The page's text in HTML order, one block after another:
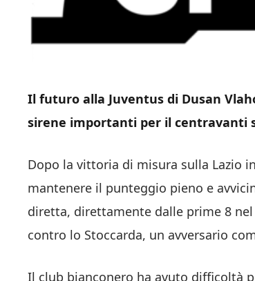
Il futuro alla Juventus di Dusan
sirene importanti per il centravanti
Dopo la vittoria di misura sulla Lazio
mantenere il punteggio pieno e
diretta, direttamente dalle prime 8
contro lo Stoccarda, un avversario
Il club bianconero ha avuto difficoltà